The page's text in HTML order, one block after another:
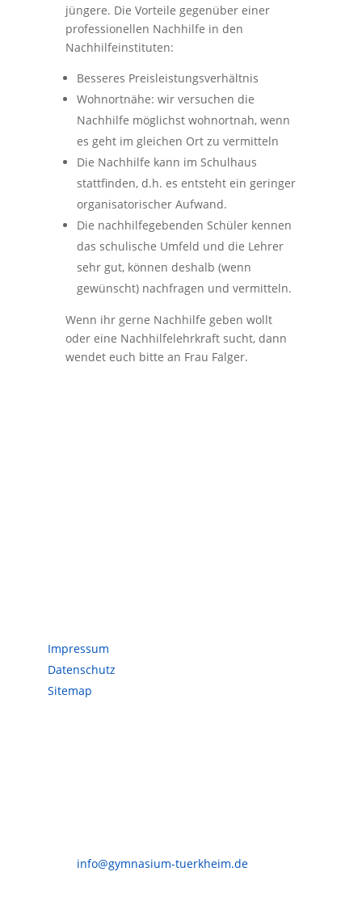
jüngere. Die Vorteile gegenüber einer
professionellen Nachhilfe in den
Nachhilfeinstituten:
Besseres Preisleistungsverhältnis
Wohnortnähe: wir versuchen die
Nachhilfe möglichst wohnortnah, wenn
es geht im gleichen Ort zu vermitteln
Die Nachhilfe kann im Schulhaus
stattfinden, d.h. es entsteht ein geringer
organisatorischer Aufwand.
Die nachhilfegebenden Schüler kennen
das schulische Umfeld und die Lehrer
sehr gut, können deshalb (wenn
gewünscht) nachfragen und vermitteln.
Wenn ihr gerne Nachhilfe geben wollt
oder eine Nachhilfelehrkraft sucht, dann
wendet euch bitte an Frau Falger.
Impressum
Datenschutz
Sitemap
info@gymnasium-tuerkheim.de